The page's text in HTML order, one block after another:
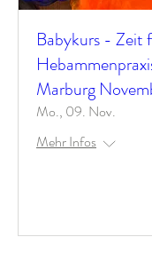
Babykurs - Zeit
Marburg
Mo., 09. Nov.
Mehr Infos